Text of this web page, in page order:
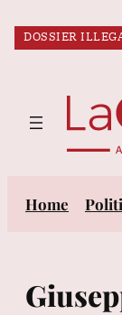
ULTIM’ORA:
sanzioni per 5
Home
SQUADRA
DOSSIER